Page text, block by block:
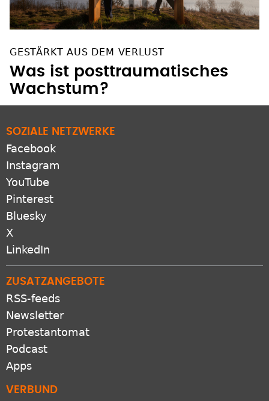
GESTÄRKT AUS DEM VERLUST
Was ist posttraumatisches
Wachstum?
SOZIALE NETZWERKE
Facebook
Instagram
YouTube
Pinterest
Bluesky
X
LinkedIn
ZUSATZANGEBOTE
RSS-feeds
Newsletter
Protestantomat
Podcast
Apps
VERBUND